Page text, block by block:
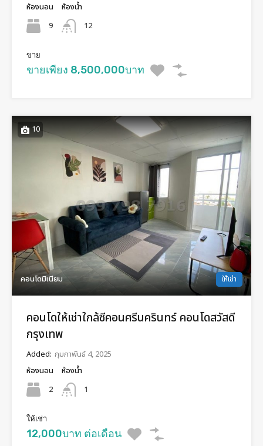
ห้องนอน
9
ห้องน้ำ
12
ขาย
ขายเพียง 8,500,000บาท
10
คอนโดมิเนียม ให้เช่า
คอนโดให้เช่าใกล้ซีคอนศรีนครินทร์ คอนโดสวัสดี
กรุงเทพ
Added: กุมภาพันธ์ 4, 2025
ห้องนอน
2
ห้องน้ำ
1
ให้เช่า
12,000บาท ต่อเดือน